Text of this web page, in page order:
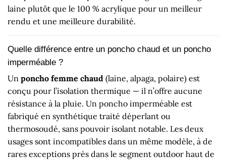
laine plutôt que le 100 % acrylique pour un meilleur
rendu et une meilleure durabilité.
Quelle différence entre un poncho chaud et un poncho
imperméable ?
Un poncho femme chaud (laine, alpaga, polaire) est
conçu pour l’isolation thermique — il n’offre aucune
résistance à la pluie. Un poncho imperméable est
fabriqué en synthétique traité déperlant ou
thermosoudé, sans pouvoir isolant notable. Les deux
usages sont incompatibles dans un même modèle, à de
rares exceptions près dans le segment outdoor haut de